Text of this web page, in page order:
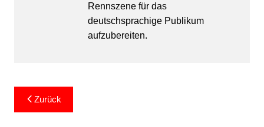
Rennszene für das
deutschsprachige Publikum
aufzubereiten.
Beitragsnavigation
Zurück